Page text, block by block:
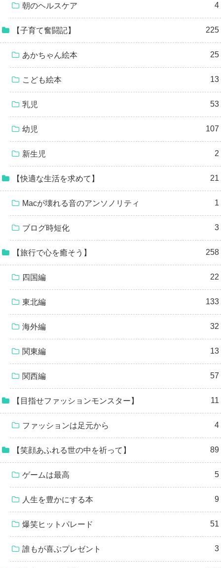
朝のヘルスケア 4
【子育て奮闘記】 225
あかちゃん絵本 25
こども絵本 13
乳児 53
幼児 107
新生児 2
【快適な生活を求めて】 21
Macが壊れる音のアンソノリティ 1
ブログ時短化 3
【旅行で心を癒そう】 258
四国編 22
東北編 133
海外編 32
関東編 13
関西編 57
【目指せファッションモンスター】 11
ファッションは足元から 4
【笑顔あふれる世の中を祈って】 89
ゲームは最高 5
人生を豊かにする本 9
爆笑ヒットパレード 51
誰もが喜ぶプレゼント 3